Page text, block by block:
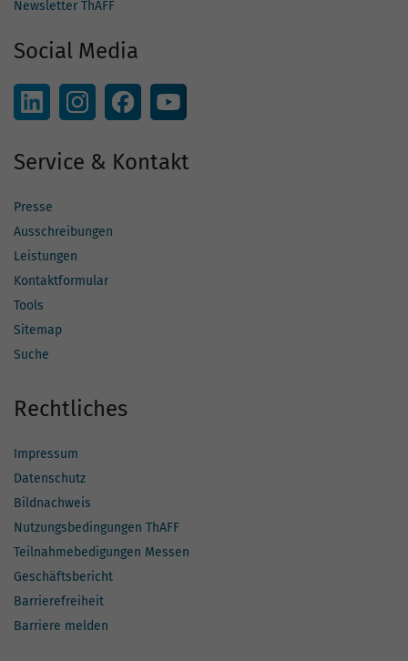
Newsletter ThAFF
Social Media
Service & Kontakt
Presse
Ausschreibungen
Leistungen
Kontaktformular
Tools
Sitemap
Suche
Rechtliches
Impressum
Datenschutz
Bildnachweis
Nutzungsbedingungen ThAFF
Teilnahmebedigungen Messen
Geschäftsbericht
Barrierefreiheit
Barriere melden